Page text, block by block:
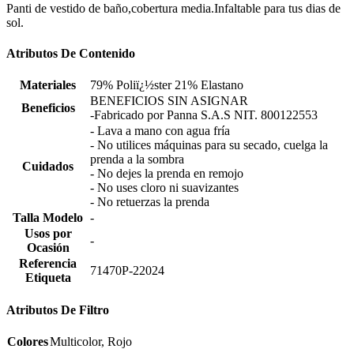
Panti de vestido de baño,cobertura media.Infaltable para tus dias de
sol.
Atributos De Contenido
Materiales
79% Poliï¿½ster 21% Elastano
Beneficios
BENEFICIOS SIN ASIGNAR
-Fabricado por Panna S.A.S NIT. 800122553
Cuidados
- Lava a mano con agua fría
- No utilices máquinas para su secado, cuelga la
prenda a la sombra
- No dejes la prenda en remojo
- No uses cloro ni suavizantes
- No retuerzas la prenda
Talla Modelo -
Usos por
Ocasión
-
Referencia
Etiqueta
71470P-22024
Atributos De Filtro
ColoresMulticolor, Rojo